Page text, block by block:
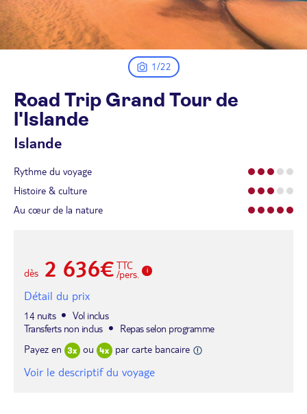
1/22
Road Trip Grand Tour de
l'Islande
Islande
Rythme du voyage
Histoire & culture
Au cœur de la nature
dès 2 636€ TTC
/pers.
Détail du prix
14 nuits
Vol inclus
Transferts non inclus
Repas selon programme
Payez en
ou par carte bancaire
Voir le descriptif du voyage